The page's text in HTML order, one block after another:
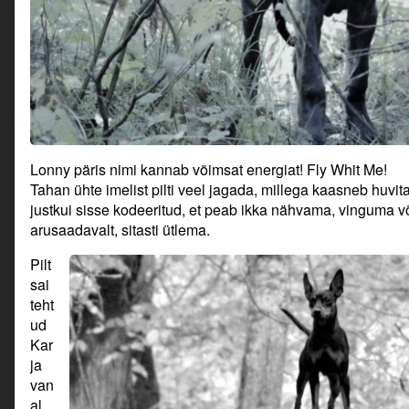
Lonny päris nimi kannab võimsat energiat! Fly Whit Me!
Tahan ühte imelist pilti veel jagada, millega kaasneb
justkui sisse kodeeritud, et peab ikka nähvama, vinguma
arusaadavalt, sitasti ütlema.
Pilt
sai
teht
ud
Kar
ja
van